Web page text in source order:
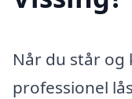
Når du står og
professionel